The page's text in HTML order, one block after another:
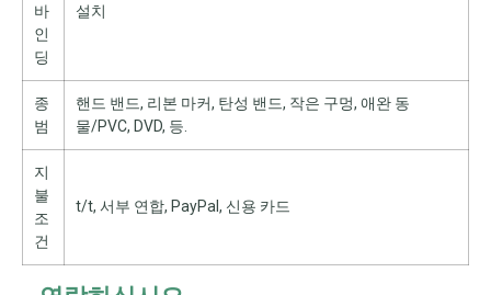
바
인
딩
설치
종
범
핸드 밴드, 리본 마커, 탄성 밴드, 작은 구멍, 애완 동
물/PVC, DVD, 등.
지
불
조
건
t/t, 서부 연합, PayPal, 신용 카드